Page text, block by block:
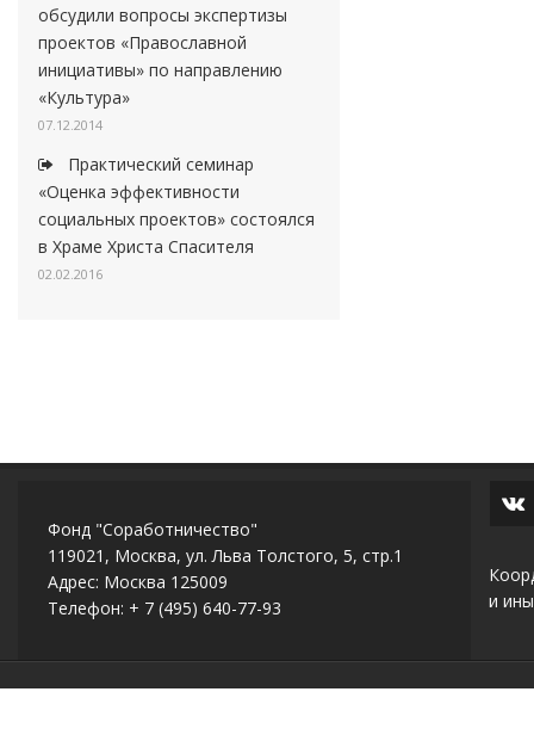
обсудили вопросы экспертизы
проектов «Православной
инициативы» по направлению
«Культура»
07.12.2014
Практический семинар
«Оценка эффективности
социальных проектов» состоялся
в Храме Христа Спасителя
02.02.2016
Фонд "Соработничество"
119021, Москва, ул. Льва Толстого, 5, стр.1
Адрес: Москва 125009
Телефон: + 7 (495) 640-77-93
и